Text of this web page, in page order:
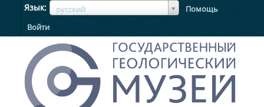
Язык русский
ЯзыкЯзык
Помощь
Войти